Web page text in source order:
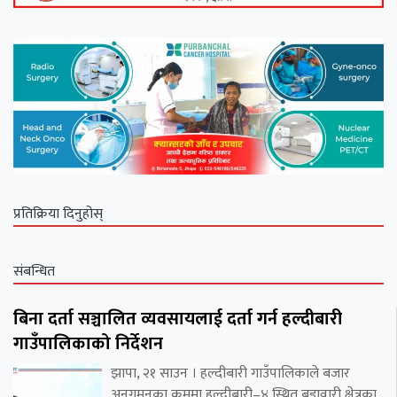
प्रतिक्रिया दिनुहोस्
संबन्धित
बिना दर्ता सञ्चालित व्यवसायलाई दर्ता गर्न हल्दीबारी
गाउँपालिकाको निर्देशन
झापा, २१ साउन । हल्दीबारी गाउँपालिकाले बजार